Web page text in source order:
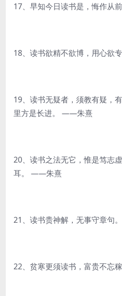
17、早知今日读书是，悔作从
18、读书欲精不欲博，用心
19、读书无疑者，须教有疑，
里方是长进。 ——朱熹
20、读书之法无它，惟是笃志
耳。 ——朱熹
21、读书贵神解，无事守章句
22、贫寒更须读书，富贵不